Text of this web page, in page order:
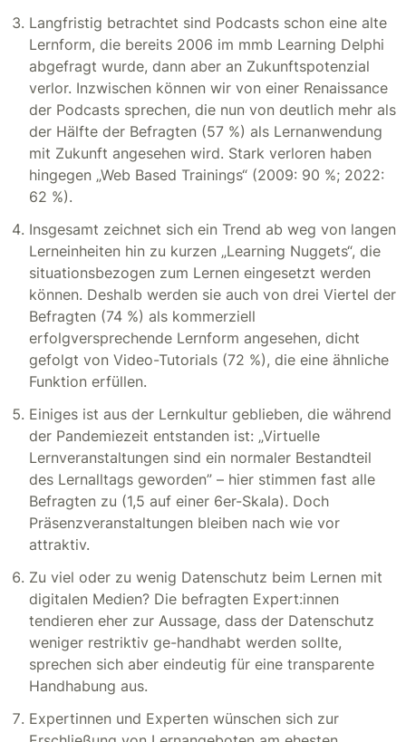
Langfristig betrachtet sind Podcasts schon eine alte
Lernform, die bereits 2006 im mmb Learning Delphi
abgefragt wurde, dann aber an Zukunftspotenzial
verlor. Inzwischen können wir von einer Renaissance
der Podcasts sprechen, die nun von deutlich mehr als
der Hälfte der Befragten (57 %) als Lernanwendung
mit Zukunft angesehen wird. Stark verloren haben
hingegen „Web Based Trainings“ (2009: 90 %; 2022:
62 %).
Insgesamt zeichnet sich ein Trend ab weg von langen
Lerneinheiten hin zu kurzen „Learning Nuggets“, die
situationsbezogen zum Lernen eingesetzt werden
können. Deshalb werden sie auch von drei Viertel der
Befragten (74 %) als kommerziell
erfolgversprechende Lernform angesehen, dicht
gefolgt von Video-Tutorials (72 %), die eine ähnliche
Funktion erfüllen.
Einiges ist aus der Lernkultur geblieben, die während
der Pandemiezeit entstanden ist: „Virtuelle
Lernveranstaltungen sind ein normaler Bestandteil
des Lernalltags geworden” – hier stimmen fast alle
Befragten zu (1,5 auf einer 6er-Skala). Doch
Präsenzveranstaltungen bleiben nach wie vor
attraktiv.
Zu viel oder zu wenig Datenschutz beim Lernen mit
digitalen Medien? Die befragten Expert:innen
tendieren eher zur Aussage, dass der Datenschutz
weniger restriktiv ge-handhabt werden sollte,
sprechen sich aber eindeutig für eine transparente
Handhabung aus.
Expertinnen und Experten wünschen sich zur